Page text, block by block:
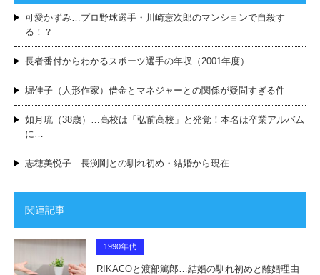
可愛かずみ…プロ野球選手・川崎憲次郎のマンションで自殺す
る！？
長者番付からわかるスポーツ選手の年収（2001年度）
堀佳子（人形作家）借金とマネジャーとの関係が疑問すぎる件
如月琉（38歳）…高校は「弘前高校」と発覚！本名は卒業アルバム
に…
志穂美悦子…長渕剛との馴れ初め・結婚から現在
関連記事
1990年代
RIKACOと渡部篤郎…結婚の馴れ初めと離婚理由